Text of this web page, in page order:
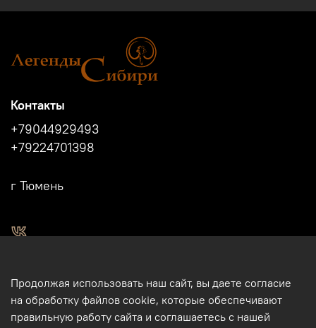
Контакты
+79044929493
+79224701398
г Тюмень
Магазин подарков и сувениров в Тюмени. Тюменские
сувениры. Подарки и сувениры из кости, бивня мамонта в
Продолжая использовать наш сайт, вы даете согласие
на обработку файлов cookie, которые обеспечивают
правильную работу сайта и соглашаетесь с нашей